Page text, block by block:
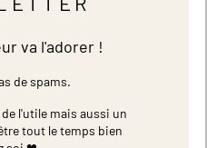
va l'adorer !
de spams.
l'utile mais aussi un
tout le temps bien